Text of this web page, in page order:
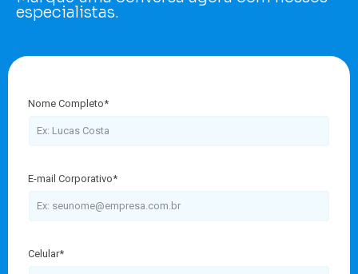
especialistas.
Nome Completo*
E-mail Corporativo*
Celular*